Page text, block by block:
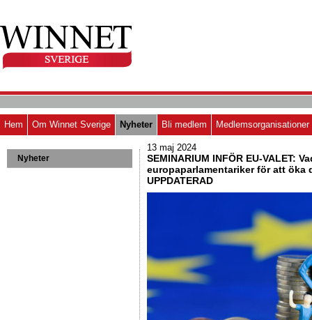
Hem Om Winnet Sverige Nyheter Bli medlem Medlemsorganisationer
Nyheter
13 maj 2024
SEMINARIUM INFÖR EU-VALET:
europaparlamentariker för att öka
UPPDATERAD